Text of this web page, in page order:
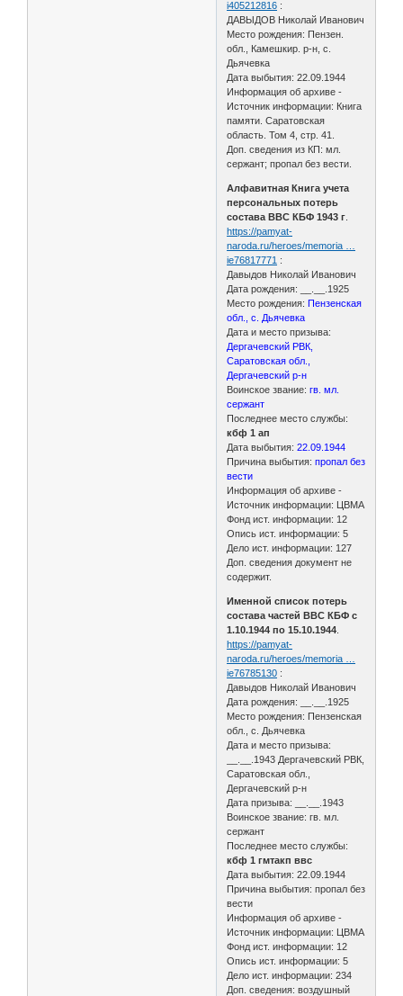
i405212816 :
ДАВЫДОВ Николай Иванович
Место рождения: Пензен.
обл., Камешкир. р-н, с.
Дьячевка
Дата выбытия: 22.09.1944
Информация об архиве -
Источник информации: Книга
памяти. Саратовская
область. Том 4, стр. 41.
Доп. сведения из КП: мл.
сержант; пропал без вести.
Алфавитная Книга учета
персональных потерь
состава ВВС КБФ 1943 г
https://pamyat-
naroda.ru/heroes/memoria …
ie76817771 :
Давыдов Николай Иванович
Дата рождения: __.__.1925
Место рождения:Пензенская
обл., с. Дьячевка
Дата и место призыва:
Дергачевский РВК,
Саратовская обл.,
Дергачевский р-н
Воинское звание:гв. мл.
сержант
Последнее место службы:
кбф 1 ап
Дата выбытия:22.09.1944
Причина выбытия:пропал без
вести
Информация об архиве -
Источник информации: ЦВМА
Фонд ист. информации: 12
Опись ист. информации: 5
Дело ист. информации: 127
Доп. сведения документ не
содержит.
Именной список потерь
состава частей ВВС КБФ с
1.10.1944 по 15.10.1944
https://pamyat-
naroda.ru/heroes/memoria …
ie76785130 :
Давыдов Николай Иванович
Дата рождения: __.__.1925
Место рождения: Пензенская
обл., с. Дьячевка
Дата и место призыва:
__.__.1943 Дергачевский РВК,
Саратовская обл.,
Дергачевский р-н
Дата призыва: __.__.1943
Воинское звание: гв. мл.
сержант
Последнее место службы:
кбф 1 гмтакп ввс
Дата выбытия: 22.09.1944
Причина выбытия: пропал без
вести
Информация об архиве -
Источник информации: ЦВМА
Фонд ист. информации: 12
Опись ист. информации: 5
Дело ист. информации: 234
Доп. сведения: воздушный